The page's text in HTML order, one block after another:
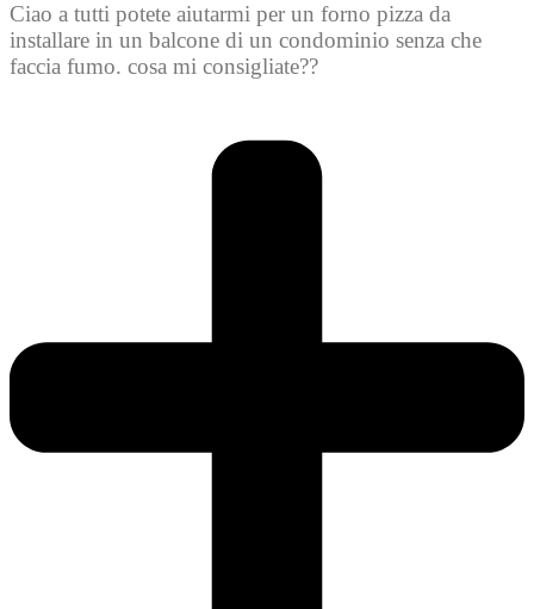
Ciao a tutti potete aiutarmi per un forno pizza da
installare in un balcone di un condominio senza che
faccia fumo. cosa mi consigliate??